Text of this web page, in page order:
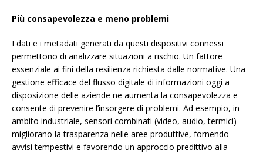
Più consapevolezza e meno problemi
I dati e i metadati generati da questi dispositivi connessi
permettono di analizzare situazioni a rischio. Un fattore
essenziale ai fini della resilienza richiesta dalle normative. Una
gestione efficace del flusso digitale di informazioni oggi a
disposizione delle aziende ne aumenta la consapevolezza e
consente di prevenire l’insorgere di problemi. Ad esempio, in
ambito industriale, sensori combinati (video, audio, termici)
migliorano la trasparenza nelle aree produttive, fornendo
avvisi tempestivi e favorendo un approccio predittivo alla